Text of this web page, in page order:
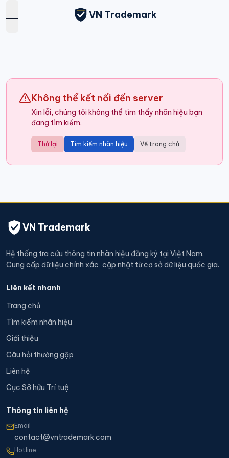
open navigation menu
VN Trademark
Không thể kết nối đến server
Xin lỗi, chúng tôi không thể tìm thấy nhãn hiệu bạn
đang tìm kiếm.
Thử lại Tìm kiếm nhãn hiệu Về trang chủ
VN Trademark
Hệ thống tra cứu thông tin nhãn hiệu đăng ký tại Việt Nam.
Cung cấp dữ liệu chính xác, cập nhật từ cơ sở dữ liệu quốc gia.
Liên kết nhanh
Trang chủ
Tìm kiếm nhãn hiệu
Giới thiệu
Câu hỏi thường gặp
Liên hệ
Cục Sở hữu Trí tuệ
Thông tin liên hệ
Email
contact@vntrademark.com
Hotline